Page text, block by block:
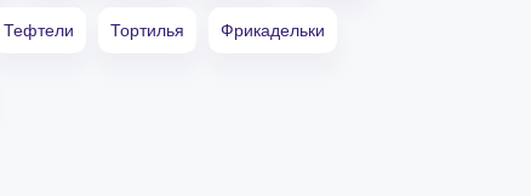
Тефтели Тортилья Фрикадельки